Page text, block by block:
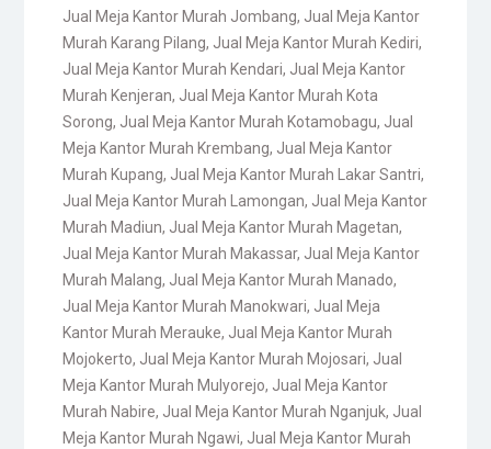
Jual Meja Kantor Murah Jombang, Jual Meja Kantor
Murah Karang Pilang, Jual Meja Kantor Murah Kediri,
Jual Meja Kantor Murah Kendari, Jual Meja Kantor
Murah Kenjeran, Jual Meja Kantor Murah Kota
Sorong, Jual Meja Kantor Murah Kotamobagu, Jual
Meja Kantor Murah Krembang, Jual Meja Kantor
Murah Kupang, Jual Meja Kantor Murah Lakar Santri,
Jual Meja Kantor Murah Lamongan, Jual Meja Kantor
Murah Madiun, Jual Meja Kantor Murah Magetan,
Jual Meja Kantor Murah Makassar, Jual Meja Kantor
Murah Malang, Jual Meja Kantor Murah Manado,
Jual Meja Kantor Murah Manokwari, Jual Meja
Kantor Murah Merauke, Jual Meja Kantor Murah
Mojokerto, Jual Meja Kantor Murah Mojosari, Jual
Meja Kantor Murah Mulyorejo, Jual Meja Kantor
Murah Nabire, Jual Meja Kantor Murah Nganjuk, Jual
Meja Kantor Murah Ngawi, Jual Meja Kantor Murah